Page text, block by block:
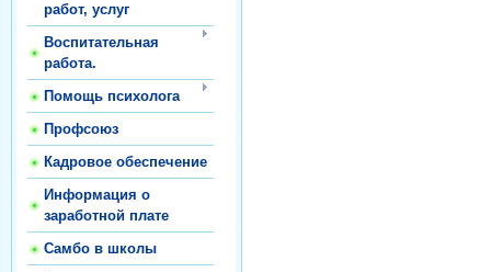
работ, услуг
Воспитательная
работа.
Помощь психолога
Профсоюз
Кадровое обеспечение
Информация о
заработной плате
Самбо в школы